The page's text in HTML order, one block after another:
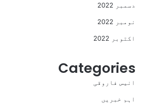
دسمبر 2022
نومبر 2022
اکتوبر 2022
Categories
انیس فاروقی
اہم خبریں